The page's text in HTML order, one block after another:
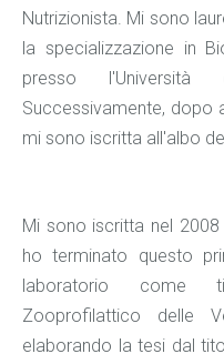
Nutrizionista. Mi sono
la specializzazione in
presso
Successivamente, dopo
mi sono iscritta all'albo
Mi sono iscritta nel
ho terminato questo
laboratorio come
Zooprofilattico delle
elaborando la tesi dal